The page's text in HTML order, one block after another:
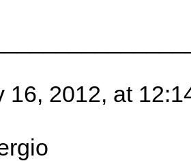
16, 2012, at